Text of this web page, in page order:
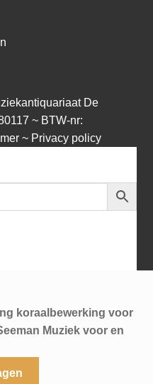
De
~ BTW-nr:
~ Privacy policy
koraalbewerking voor
Muziek voor en